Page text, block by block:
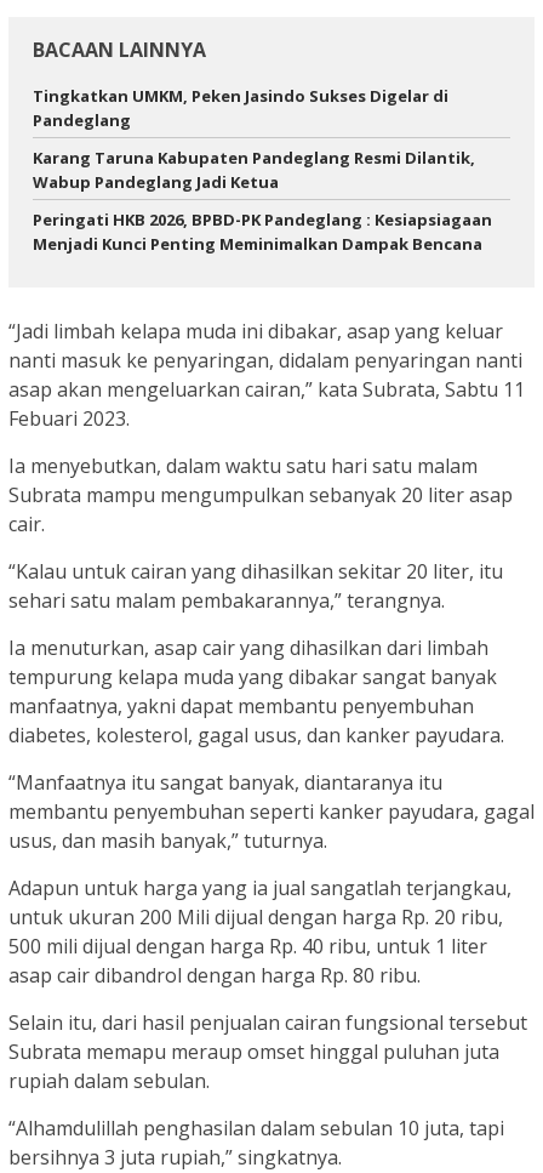
BACAAN LAINNYA
Tingkatkan UMKM, Peken Jasindo Sukses Digelar di
Pandeglang
Karang Taruna Kabupaten Pandeglang Resmi Dilantik,
Wabup Pandeglang Jadi Ketua
Peringati HKB 2026, BPBD-PK Pandeglang : Kesiapsiagaan
Menjadi Kunci Penting Meminimalkan Dampak Bencana ‎
“Jadi limbah kelapa muda ini dibakar, asap yang keluar
nanti masuk ke penyaringan, didalam penyaringan nanti
asap akan mengeluarkan cairan,” kata Subrata, Sabtu 11
Febuari 2023.
Ia menyebutkan, dalam waktu satu hari satu malam
Subrata mampu mengumpulkan sebanyak 20 liter asap
cair.
“Kalau untuk cairan yang dihasilkan sekitar 20 liter, itu
sehari satu malam pembakarannya,” terangnya.
Ia menuturkan, asap cair yang dihasilkan dari limbah
tempurung kelapa muda yang dibakar sangat banyak
manfaatnya, yakni dapat membantu penyembuhan
diabetes, kolesterol, gagal usus, dan kanker payudara.
“Manfaatnya itu sangat banyak, diantaranya itu
membantu penyembuhan seperti kanker payudara, gagal
usus, dan masih banyak,” tuturnya.
Adapun untuk harga yang ia jual sangatlah terjangkau,
untuk ukuran 200 Mili dijual dengan harga Rp. 20 ribu,
500 mili dijual dengan harga Rp. 40 ribu, untuk 1 liter
asap cair dibandrol dengan harga Rp. 80 ribu.
Selain itu, dari hasil penjualan cairan fungsional tersebut
Subrata memapu meraup omset hinggal puluhan juta
rupiah dalam sebulan.
“Alhamdulillah penghasilan dalam sebulan 10 juta, tapi
bersihnya 3 juta rupiah,” singkatnya.